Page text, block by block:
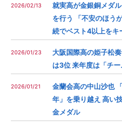
2026/02/13
就実高が金銀銅メダ
を行う 「不安のほう
続でベスト4以上をキ
2026/01/23
大阪国際高の姫子松
は3位 来年度は「チー
2026/01/21
金蘭会高の中山沙也
年」を乗り越え 高い
金メダル